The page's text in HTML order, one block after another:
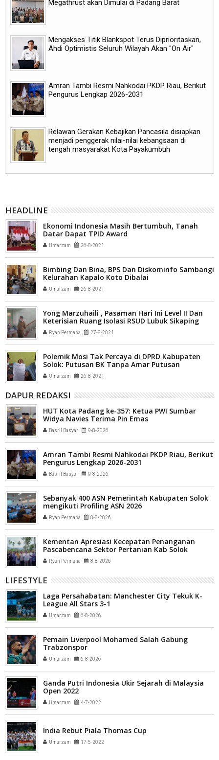
Megathrust akan Dimulai di Padang Barat
Mengakses Titik Blankspot Terus Diprioritaskan,
Ahdi Optimistis Seluruh Wilayah Akan "On Air"
Amran Tambi Resmi Nahkodai PKDP Riau, Berikut
Pengurus Lengkap 2026-2031
Relawan Gerakan Kebajikan Pancasila disiapkan
menjadi penggerak nilai-nilai kebangsaan di
tengah masyarakat Kota Payakumbuh
HEADLINE
Ekonomi Indonesia Masih Bertumbuh, Tanah
Datar Dapat TPID Award
Umarzam 26-8-2021
Bimbing Dan Bina, BPS Dan Diskominfo Sambangi
Kelurahan Kapalo Koto Dibalai
Umarzam 26-8-2021
Yong Marzuhaili , Pasaman Hari Ini Level II Dan
Keterisian Ruang Isolasi RSUD Lubuk Sikaping
Menurun
Ryan Permana 27-8-2021
Polemik Mosi Tak Percaya di DPRD Kabupaten
Solok: Putusan BK Tanpa Amar Putusan
Umarzam 26-8-2021
DAPUR REDAKSI
HUT Kota Padang ke-357: Ketua PWI Sumbar
Widya Navies Terima Pin Emas
Basril Basyar 9-8-2026
Amran Tambi Resmi Nahkodai PKDP Riau, Berikut
Pengurus Lengkap 2026-2031
Basril Basyar 9-8-2026
Sebanyak 400 ASN Pemerintah Kabupaten Solok
mengikuti Profiling ASN 2026
Ryan Permana 8-8-2026
Kementan Apresiasi Kecepatan Penanganan
Pascabencana Sektor Pertanian Kab Solok
Ryan Permana 8-8-2026
LIFESTYLE
Laga Persahabatan: Manchester City Tekuk K-
League All Stars 3-1
Umarzam 6-8-2026
Pemain Liverpool Mohamed Salah Gabung
Trabzonspor
Umarzam 6-8-2026
Ganda Putri Indonesia Ukir Sejarah di Malaysia
Open 2022
Umarzam 4-7-2022
India Rebut Piala Thomas Cup
Umarzam 17-5-2022